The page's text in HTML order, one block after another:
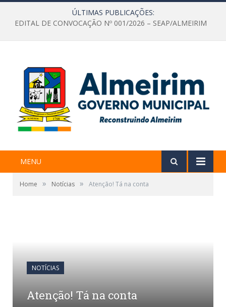
ÚLTIMAS PUBLICAÇÕES:
EDITAL DE CONVOCAÇÃO Nº 001/2026 – SEAP/ALMEIRIM
MENU
Home » Notícias » Atenção! Tá na conta
NOTÍCIAS
Atenção! Tá na conta